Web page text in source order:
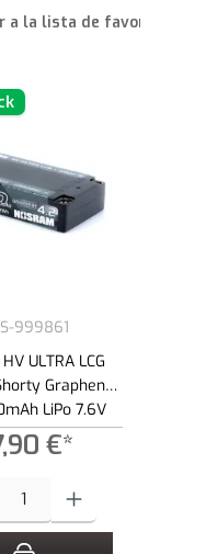
a la lista de favoritos
999861
ULTRA LCG
Graphene-
LiPo 7.6V
65C - 173g
€*